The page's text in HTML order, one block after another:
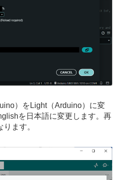
）をLight（Arduino）に変
を日本語に変更します。再
ます。